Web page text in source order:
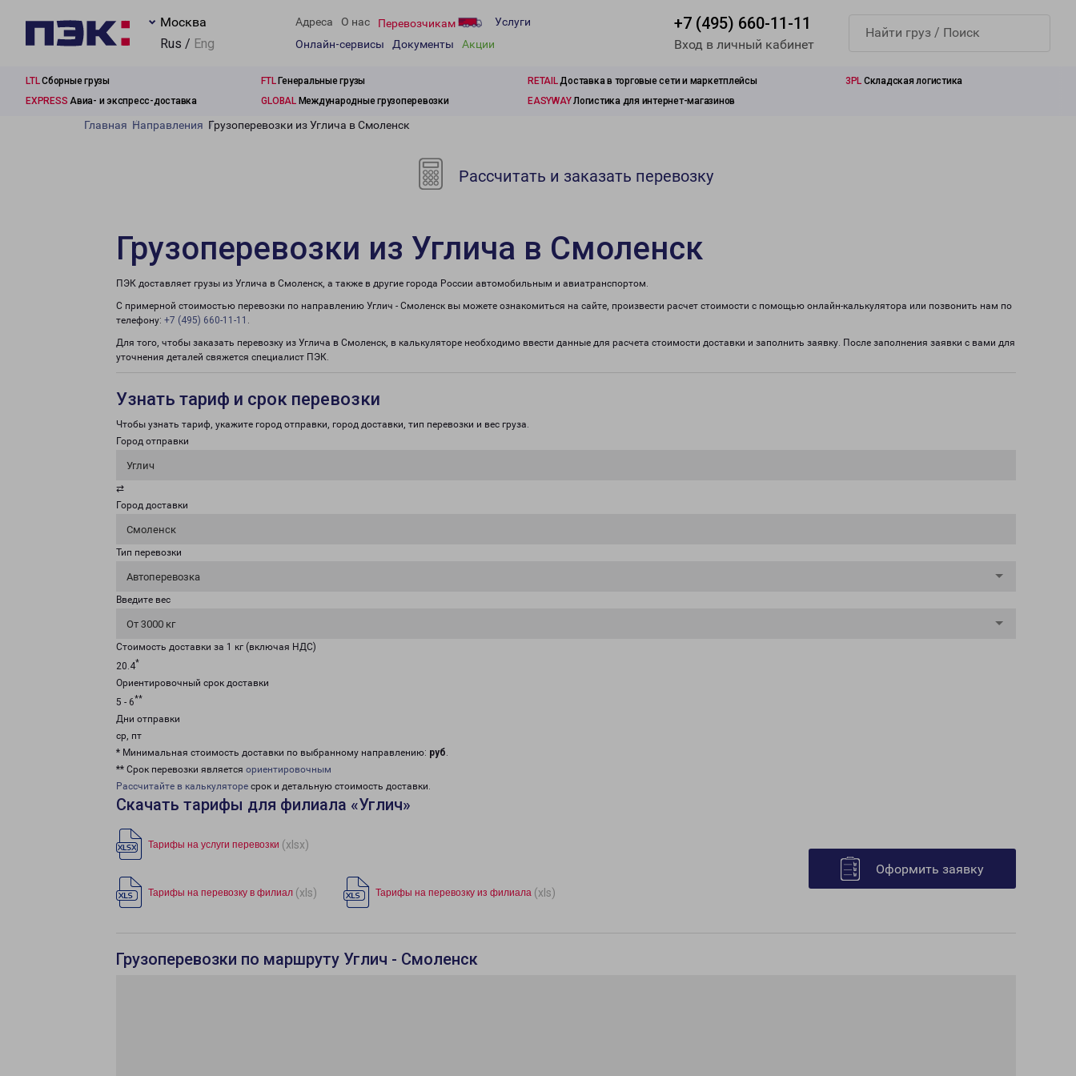
Москва
Rus / Eng
Адреса О нас Перевозчикам
Услуги
Онлайн-сервисы
Документы Акции
+7 (495) 660-11-11
Вход в личный кабинет
LTLСборные грузы FTLГенеральные грузы RETAILДоставка в торговые сети и маркетплейсы 3PL Складская логистика
EXPRESS Авиа- и экспресс-доставка GLOBALМеждународные грузоперевозки EASYWAYЛогистика для интернет-магазинов
Главная Направления Грузоперевозки из Углича в Смоленск
Рассчитать и заказать перевозку
Грузоперевозки из Углича в Смоленск
ПЭК доставляет грузы из Углича в Смоленск, а также в другие города России автомобильным и авиатранспортом.
С примерной стоимостью перевозки по направлению Углич - Смоленск вы можете ознакомиться на сайте, произвести расчет стоимости с помощью онлайн-калькулятора или позвонить нам по
телефону: +7 (495) 660-11-11 .
Для того, чтобы заказать перевозку из Углича в Смоленск, в калькуляторе необходимо ввести данные для расчета стоимости доставки и заполнить заявку. После заполнения заявки с вами для
уточнения деталей свяжется специалист ПЭК.
Узнать тариф и срок перевозки
Чтобы узнать тариф, укажите город отправки, город доставки, тип перевозки и вес груза.
Город отправки
Углич
⇄
Город доставки
Смоленск
Тип перевозки
Автоперевозка
Введите вес
От 3000 кг
Стоимость доставки за 1 кг (включая НДС)
20.4*
Ориентировочный срок доставки
5 - 6**
Дни отправки
ср, пт
* Минимальная стоимость доставки по выбранному направлению: руб.
** Срок перевозки является ориентировочным
Рассчитайте в калькуляторе срок и детальную стоимость доставки.
Скачать тарифы для филиала «Углич»
Тарифы на услуги перевозки (xlsx)
Тарифы на перевозку в филиал (xls) Тарифы на перевозку из филиала (xls)
Оформить заявку
Грузоперевозки по маршруту Углич - Смоленск